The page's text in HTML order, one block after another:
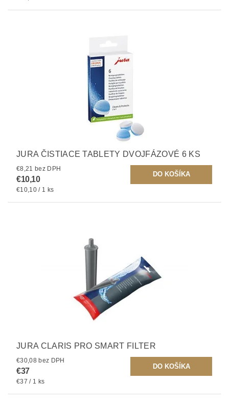
JURA ČISTIACE TABLETY DVOJFÁZOVÉ 6 KS
€8,21 bez DPH
€10,10
€10,10 / 1 ks
JURA CLARIS PRO SMART FILTER
€30,08 bez DPH
€37
€37 / 1 ks